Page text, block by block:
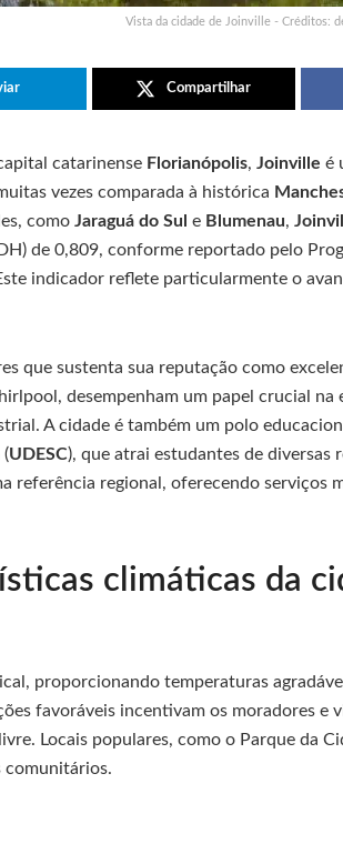
Vista da cidade de Joinville - Créditos:
Compartilhar
catarinense Florianópolis, Joinville é
vezes comparada à histórica
como Jaraguá do Sul e Blumenau,
de 0,809, conforme reportado pelo
indicador reflete particularmente o
que sustenta sua reputação como
desempenham um papel crucial na
A cidade é também um polo
(UDESC), que atrai estudantes de diversas
referência regional, oferecendo serviços
climáticas da
proporcionando temperaturas
favoráveis incentivam os moradores e
Locais populares, como o Parque da
comunitários.